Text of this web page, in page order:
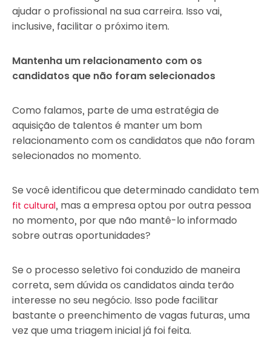
ajudar o profissional na sua carreira. Isso vai,
inclusive, facilitar o próximo item.
Mantenha um relacionamento com os
candidatos que não foram selecionados
Como falamos, parte de uma estratégia de
aquisição de talentos é manter um bom
relacionamento com os candidatos que não foram
selecionados no momento.
Se você identificou que determinado candidato tem
fit cultural, mas a empresa optou por outra pessoa
no momento, por que não mantê-lo informado
sobre outras oportunidades?
Se o processo seletivo foi conduzido de maneira
correta, sem dúvida os candidatos ainda terão
interesse no seu negócio. Isso pode facilitar
bastante o preenchimento de vagas futuras, uma
vez que uma triagem inicial já foi feita.